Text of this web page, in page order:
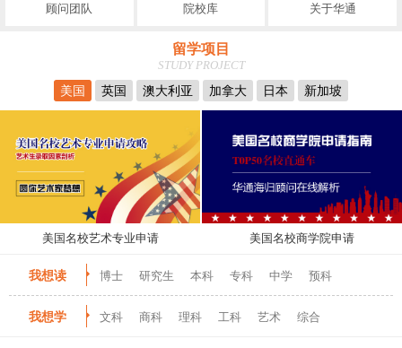
顾问团队 院校库 关于华通
留学项目
STUDY PROJECT
美国
英国 澳大利亚 加拿大 日本 新加坡
美国名校艺术专业申请 美国名校商学院申请
我想读 博士 研究生 本科 专科 中学 预科
我想学 文科 商科 理科 工科 艺术 综合